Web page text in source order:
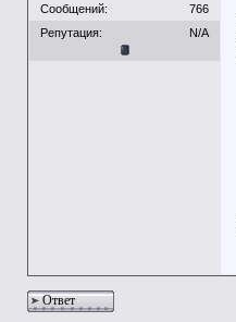
Сообщений:
766
Репутация:
N/A
Ответ